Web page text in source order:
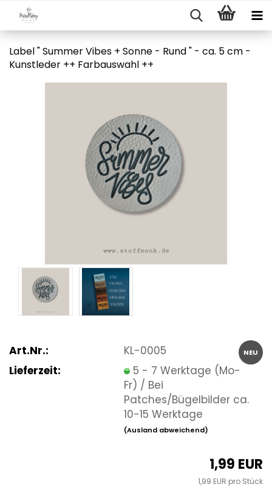
Label " Summer Vibes + Sonne - Rund " - ca. 5 cm -
Kunstleder ++ Farbauswahl ++
NEU
Art.Nr.:
KL-0005
Lieferzeit:
5 - 7 Werktage (Mo-
Fr) / Bei
Patches/Bügelbilder ca.
10-15 Werktage
(Ausland abweichend)
1,99 EUR
1,99 EUR pro Stück